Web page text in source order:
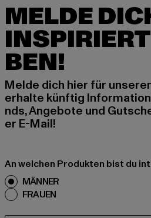
MELDE
BEN!
Melde dich hier für
erhalte künftig
nds, Angebote und
er E-Mail!
An welchen Produkten bist du
MÄNNER
FRAUEN